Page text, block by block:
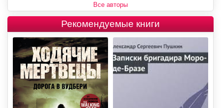
Все авторы
Рекомендуемые книги